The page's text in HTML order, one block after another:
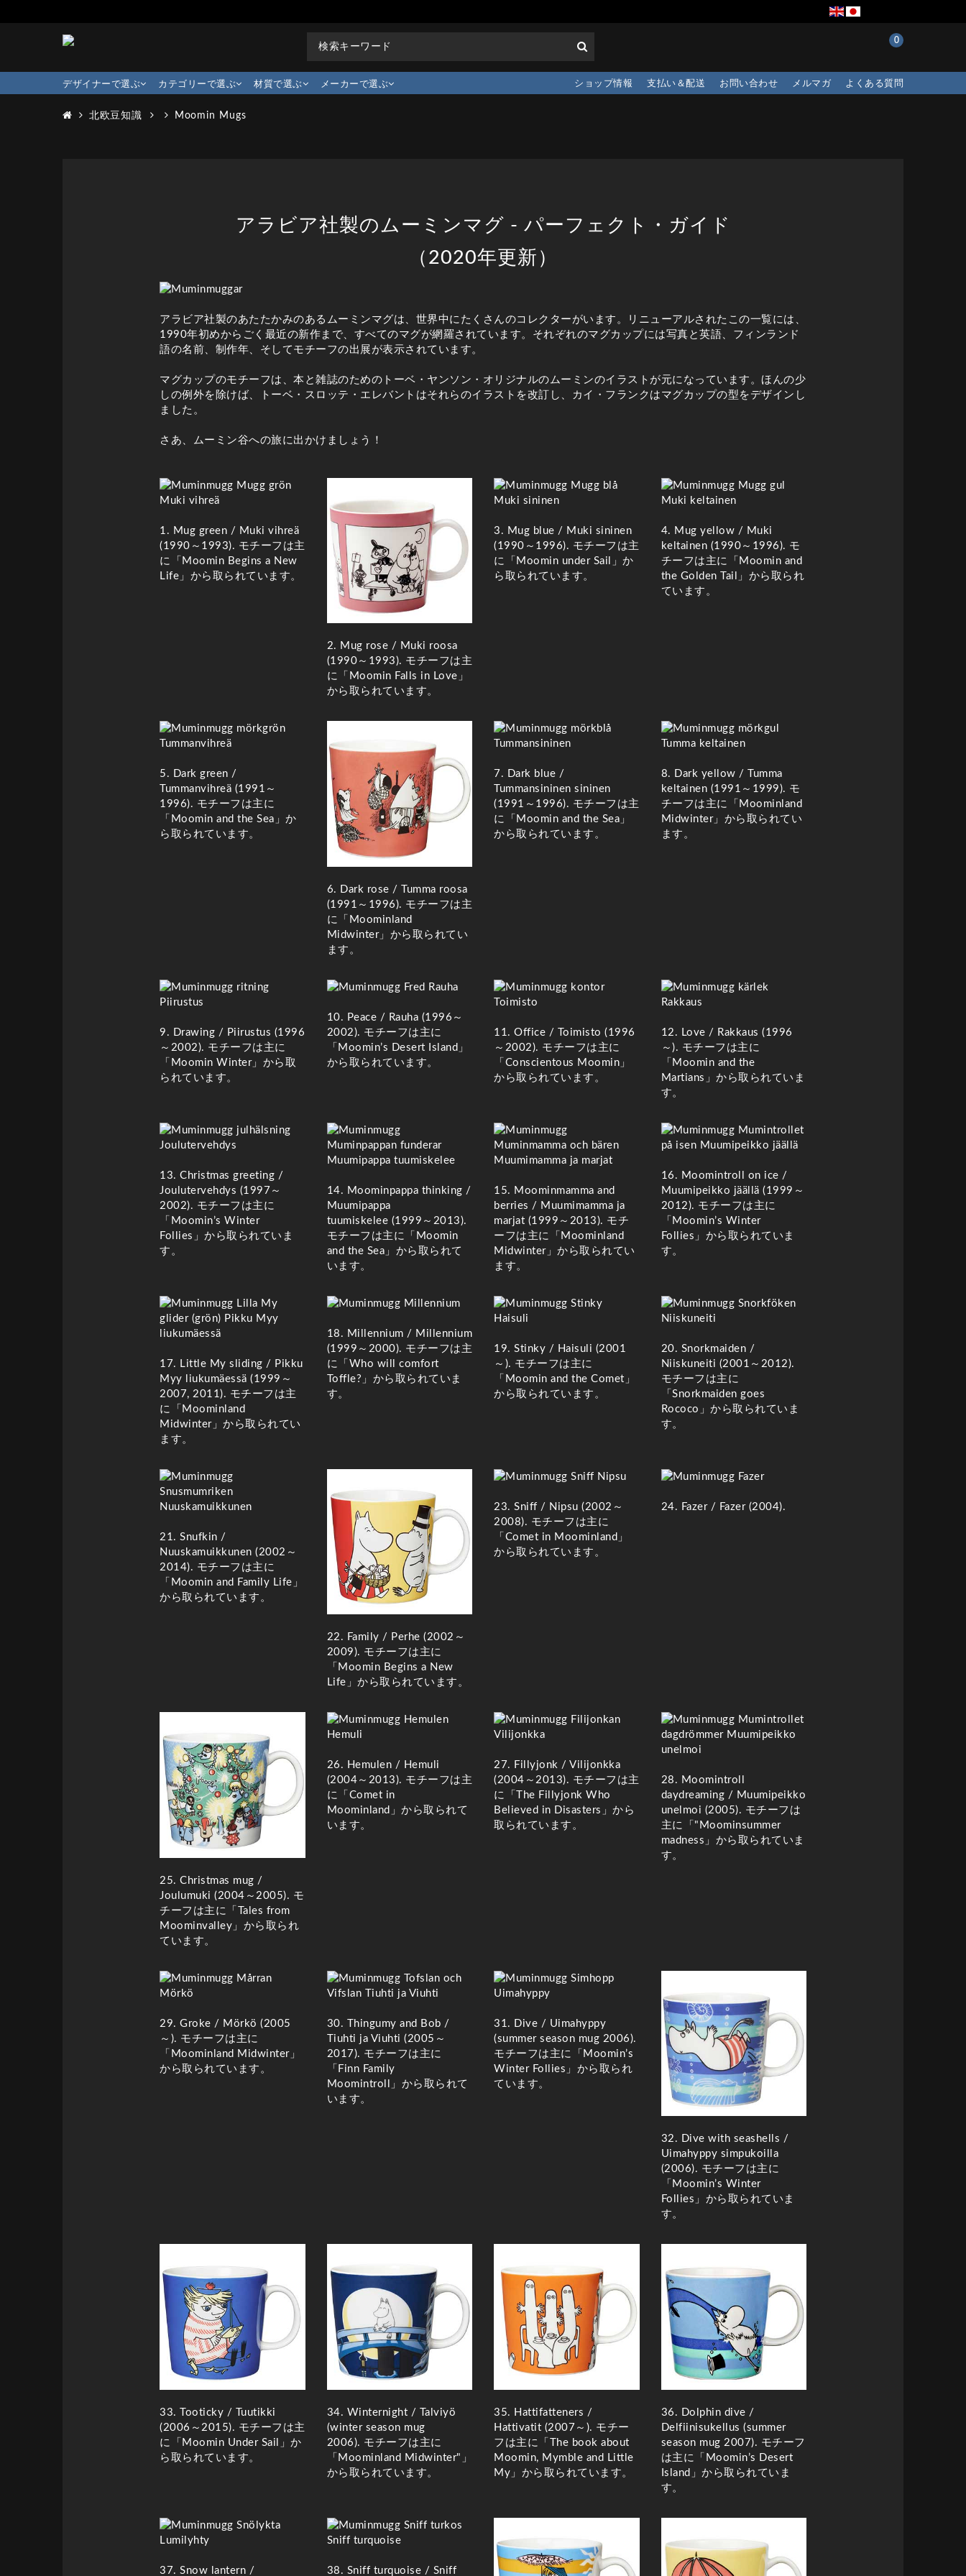
0
デザイナーで選ぶ カテゴリーで選ぶ 材質で選ぶ メーカーで選ぶ よくある質問
メルマガ
お問い合わせ
支払い＆配送
ショップ情報
北欧豆知識 Moomin Mugs
アラビア社製のムーミンマグ - パーフェクト・ガイド
（2020年更新）
アラビア社製のあたたかみのあるムーミンマグは、世界中にたくさんのコレクターがいます。リニューアルされたこの一覧には、
1990年初めからごく最近の新作まで、すべてのマグが網羅されています。それぞれのマグカップには写真と英語、フィンランド
語の名前、制作年、そしてモチーフの出展が表示されています。
マグカップのモチーフは、本と雑誌のためのトーベ・ヤンソン・オリジナルのムーミンのイラストが元になっています。ほんの少
しの例外を除けば、トーベ・スロッテ・エレバントはそれらのイラストを改訂し、カイ・フランクはマグカップの型をデザインし
ました。
さあ、ムーミン谷への旅に出かけましょう！
1. Mug green / Muki vihreä
(1990～1993). モチーフは主
に「Moomin Begins a New
Life」から取られています。
2. Mug rose / Muki roosa
(1990～1993). モチーフは主
に「Moomin Falls in Love」
から取られています。
3. Mug blue / Muki sininen
(1990～1996). モチーフは主
に「Moomin under Sail」か
ら取られています。
4. Mug yellow / Muki
keltainen (1990～1996). モ
チーフは主に「Moomin and
the Golden Tail」から取られ
ています。
5. Dark green /
Tummanvihreä (1991～
1996). モチーフは主に
「Moomin and the Sea」か
ら取られています。
6. Dark rose / Tumma roosa
(1991～1996). モチーフは主
に「Moominland
Midwinter」から取られてい
ます。
7. Dark blue /
Tummansininen sininen
( 1991～1996). モチーフは主
に「Moomin and the Sea」
から取られています。
8. Dark yellow /
Tumma
keltainen (1991～1999). モ
チーフは主に「Moominland
Midwinter」から取られてい
ます。
9. Drawing / Piirustus (1996
～2002). モチーフは主に
「Moomin Winter」から取
られています。
10. Peace / Rauha (1996～
2002). モチーフは主に
「Moomin’s Desert Island」
から取られています。
11. Office / Toimisto (1996
～2002). モチーフは主に
「Conscientous Moomin」
から取られています。
12. Love / Rakkaus (1996
～). モチーフは主に
「Moomin and the
Martians」から取られていま
す。
13. Christmas greeting /
Joulu­terveh­dys (1997～
2002). モチーフは主に
「Moomin’s Winter
Follies」から取られていま
す。
14. Moominpappa thinking /
Muumipappa
tuumiskelee (1999～2013).
モチーフは主に「Moomin
and the Sea」から取られて
います。
15. Moominmamma and
berries / Muumimamma ja
marjat (1999～2013). モチ
ーフは主に「Moominland
Midwinter」から取られてい
ます。
16. Moomintroll on ice /
Muumi­peikko jäällä (1999～
2012). モチーフは主に
「Moomin’s Winter
Follies」から取られていま
す。
17. Little My sliding / Pikku
Myy liukumäessä (1999～
2007, 2011). モチーフは主
に「Moominland
Midwinter」から取られてい
ます。
18. Millennium / Millennium
(1999～2000). モチーフは主
に「Who will comfort
Toffle?」から取られていま
す。
19. Stinky / Haisuli (2001
～). モチーフは主に
「Moomin and the Comet」
から取られています。
20. Snorkmaiden /
Niiskuneiti (2001～2012).
モチーフは主に
「Snorkmaiden goes
Rococo」から取られていま
す。
21. Snufkin /
Nuuskamuikkunen (2002～
2014). モチーフは主に
「Moomin and Family Life」
から取られています。
22. Family / Perhe (2002～
2009). モチーフは主に
「Moomin Begins a New
Life」から取られています。
23. Sniff / Nipsu (2002～
2008). モチーフは主に
「Comet in Moominland」
から取られています。
24. Fazer/ Fazer(2004).
25. Christmas mug /
Joulumuki (2004～2005). モ
チーフは主に「Tales from
Moominvalley」から取られ
ています。
26. Hemulen / Hemuli
(2004～2013). モチーフは主
に「Comet in
Moominland」から取られて
います。
27. Fillyjonk / Vilijonkka
(2004～2013). モチーフは主
に「The Fillyjonk Who
Believed in Disasters」から
取られています。
28. Moomintroll
daydreaming / Muumipeikko
unelmoi (2005). モチーフは
主に「"Moominsummer
madness」から取られていま
す。
29. Groke / Mörkö (2005
～). モチーフは主に
「Moominland Midwinter」
から取られています。
30. Thingumy and Bob /
Tiuhti ja Viuhti (2005～
2017). モチーフは主に
「Finn Family
Moomintroll」から取られて
います。
31. Dive / Uimahyppy
(summer season mug 2006).
モチーフは主に「Moomin’s
Winter Follies」から取られ
ています。
32. Dive with seashells /
Uimahyppy simpukoilla
(2006). モチーフは主に
「Moomin’s Winter
Follies」から取られていま
す。
33. Tooticky / Tuutikki
(2006～2015). モチーフは主
に「Moomin Under Sail」か
ら取られています。
34. Winternight / Talviyö
(winter season mug
2006). モチーフは主に
「Moominland Midwinter"」
から取られています。
35. Hattifatteners /
Hattivatit (2007～). モチー
フは主に「The book about
Moomin, Mymble and Little
My」から取られています。
36. Dolphin dive /
Delfiinisukellus (summer
season mug 2007). モチーフ
は主に「Moomin’s Desert
Island」から取られていま
す。
37. Snow lantern / 38. Sniff turquoise / Sniff